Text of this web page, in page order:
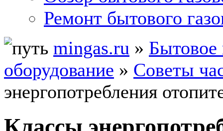
Ремонт бытового
mingas.ru » Бытовое
оборудование » Советы
энергопотребления